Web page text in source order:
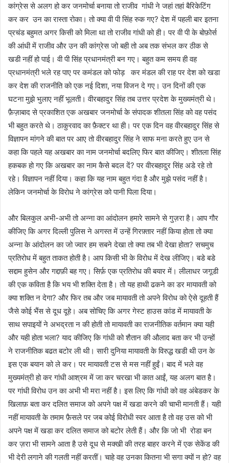
कांग्रेस से अलग हो कर जनमोर्चा बनाया तो राजीव गांधी ने जहां तहां बैरिकेटिंग
कर कर उन का रास्ता रोका। तो क्या वी पी सिंह रुक गए? देश में पहली बार इतना
प्रचंड बहुमत अगर किसी को मिला था तो राजीव गांधी को ही। पर वी पी के बोफ़ोर्स
की आंधी में राजीव और उन की कांग्रेस जो बही तो अब तक संभल कर ठीक से
खडी नहीं हो पाई। वी पी सिंह प्रधानमंत्री बन गए। बहुत कम समय ही वह
प्रधानमंत्री भले रह पाए पर कमंडल को फोड़ कर मंडल की राह पर देश को खडा
कर देश की राजनीति को एक नई दिशा, नया विजन दे गए। उन दिनों की एक
घटना मुझे भुलाए नहीं भूलती। वीरबहादुर सिंह तब उत्तर प्रदेश के मुख्यमंत्री थे।
फ़ैज़ाबाद से प्रकाशित एक अखबार जनमोर्चा के संपादक शीतला सिंह को वह पसंद
भी बहुत करते थे। ठाकुरवाद का फ़ैक्टर था ही। पर एक दिन वह वीरबहादुर सिंह से
विज्ञापन मांगने की बात पर आए तो वीरबहादुर सिंह ने साफ मना करते हुए उन से
कहा कि पहले यह अखबार का नाम जनमोर्चा बदलिए फिर बात कीजिए। शीतला सिंह
हकबक हो गए कि अखबार का नाम कैसे बदल दें? पर वीरबहादुर सिंह अडे रहे तो
रहे। विज्ञापन नहीं दिया। कहा कि यह नाम बहुत गंदा है और मुझे पसंद नहीं है।
लेकिन जनमोर्चा के विरोध ने कांग्रेस को पानी पिला दिया।
और बिलकुल अभी-अभी तो अन्ना का आंदोलन हमारे सामने से गुज़रा है। आप गौर
कीजिए कि अगर दिल्ली पुलिस ने अगस्त में उन्हें गिरफ़्तार नहीं किया होता तो क्या
अन्ना के आंदोलन का जो ज्वार हम सबने देखा तो क्या तब भी देखा होता? सचमुच
प्रतिरोध में बहुत ताकत होती है। आप किसी भी के विरोध में देख लीजिए। बडे बडे
सद्दाम हुसेन और गद्दाफ़ी बह गए। सिर्फ़ एक प्रतिरोध की बयार में। लीलाधर जगूडी
की एक कविता है कि भय भी शक्ति देता है। तो यह हाथी ढकने का डर मायावती को
क्या शक्ति न देगा? और फिर तब और जब मायावती तो अपने विरोध को ऐसे दूहती हैं
जैसे कोई भैंस से दूध दूहे। अब सोचिए कि अगर गेस्ट हाउस कांड में मायावती के
साथ सपाइयों ने अभद्रता न की होती तो मायावती का राजनीतिक वर्तमान क्या यही
और यही होता भला? याद कीजिए कि गांधी को शैतान की औलाद बता कर भी उन्हों
ने राजनीतिक बढत बटोर ली थी। सारी दुनिया मायावती के विरुद्ध खडी थी उन के
इस एक बयान को ले कर। पर मायावती टस से मस नहीं हुईं। बाद में भले वह
मुख्यमंत्री हो कर गांधी आश्रम में जा कर चरखा भी कात आईं, यह अलग बात है।
पर गांधी विरोध उन का अभी भी मरा नहीं है। इस लिए कि गांधी को वह अंबेडकर के
खिलाफ़ बता कर दलित समाज को अपने पक्ष में खडा करने की चाभी मानती हैं। यही
नहीं मायावती के तमाम फ़ैसले पर जब कोई विरोधी स्वर आता है तो वह उस को भी
अपने पक्ष में खडा कर दलित समाज को बटोर लेती हैं। और कि जो भी रोडा बन
कर ज़रा भी सामने आता है उसे दूध से मक्खी की तरह बाहर करने में एक सेकेंड की
भी देरी लगाने की गलती नहीं करतीं। चाहे वह उनका कितना भी सगा क्यों न हो? वह